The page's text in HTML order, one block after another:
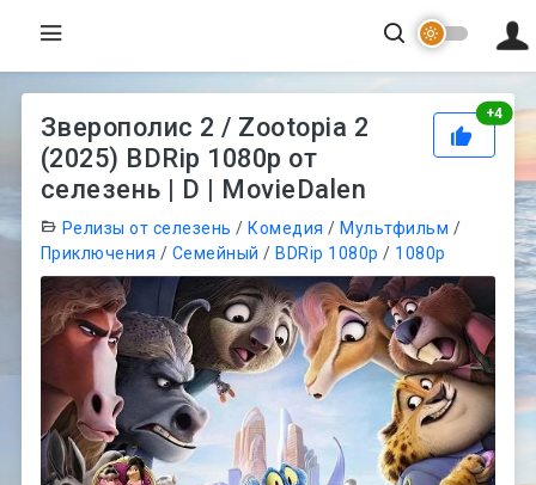
+4
Зверополис 2 / Zootopia 2
(2025) BDRip 1080p от
селезень | D | MovieDalen
Релизы от селезень /Комедия /Мультфильм /
Приключения / Семейный /BDRip 1080p / 1080p